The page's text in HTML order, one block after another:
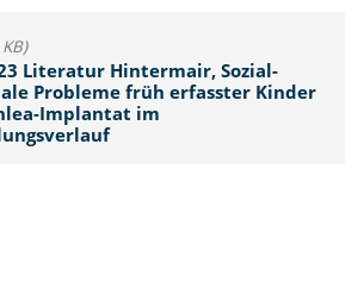
Literatur Hintermair, Sozial-
Probleme früh erfasster Kinder
Implantat im